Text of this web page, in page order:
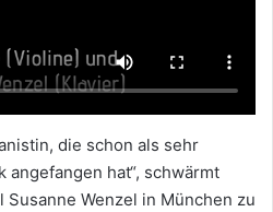
die schon als sehr
hat“, schwärmt
Wenzel in München zu